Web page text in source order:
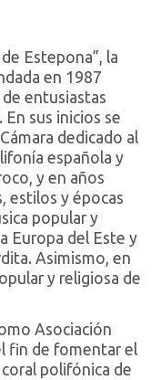
Estepona”, la
en 1987
entusiastas
sus inicios se
dedicado al
española y
y en años
estilos y épocas
popular y
Europa del Este y
Asimismo, en
y religiosa de
Asociación
fin de fomentar el
polifónica de